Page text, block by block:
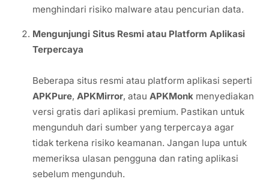
menghindari risiko malware atau pencurian data.
Mengunjungi Situs Resmi atau Platform Aplikasi
Terpercaya
Beberapa situs resmi atau platform aplikasi seperti
APKPure, APKMirror, atau APKMonk menyediakan
versi gratis dari aplikasi premium. Pastikan untuk
mengunduh dari sumber yang terpercaya agar
tidak terkena risiko keamanan. Jangan lupa untuk
memeriksa ulasan pengguna dan rating aplikasi
sebelum mengunduh.